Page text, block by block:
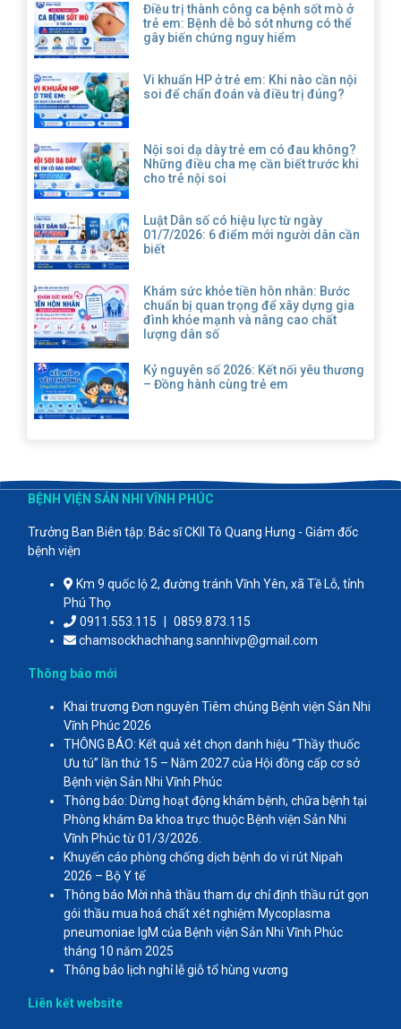
Điều trị thành công ca bệnh sốt mò ở
trẻ em: Bệnh dễ bỏ sót nhưng có thể
gây biến chứng nguy hiểm
Vi khuẩn HP ở trẻ em: Khi nào cần nội
soi để chẩn đoán và điều trị đúng?
Nội soi dạ dày trẻ em có đau không?
Những điều cha mẹ cần biết trước khi
cho trẻ nội soi
Luật Dân số có hiệu lực từ ngày
01/7/2026: 6 điểm mới người dân cần
biết
Khám sức khỏe tiền hôn nhân: Bước
chuẩn bị quan trọng để xây dựng gia
đình khỏe mạnh và nâng cao chất
lượng dân số
Kỷ nguyên số 2026: Kết nối yêu thương
– Đồng hành cùng trẻ em
BỆNH VIỆN SẢN NHI VĨNH PHÚC
Trưởng Ban Biên tập: Bác sĩ CKII Tô Quang Hưng - Giám đốc
bệnh viện
Km 9 quốc lộ 2, đường tránh Vĩnh Yên, xã Tề Lỗ, tỉnh
Phú Thọ
0911.553.115
0859.873.115
chamsockhachhang.sannhivp@gmail.com
Thông báo mới
Khai trương Đơn nguyên Tiêm chủng Bệnh viện Sản Nhi
Vĩnh Phúc 2026
THÔNG BÁO: Kết quả xét chọn danh hiệu “Thầy thuốc
Ưu tú” lần thứ 15 – Năm 2027 của Hội đồng cấp cơ sở
Bệnh viện Sản Nhi Vĩnh Phúc
Thông báo: Dừng hoạt động khám bệnh, chữa bệnh tại
Phòng khám Đa khoa trực thuộc Bệnh viện Sản Nhi
Vĩnh Phúc từ 01/3/2026.
Khuyến cáo phòng chống dịch bệnh do vi rút Nipah
2026 – Bộ Y tế
Thông báo Mời nhà thầu tham dự chỉ định thầu rút gọn
gói thầu mua hoá chất xét nghiệm Mycoplasma
pneumoniae IgM của Bệnh viện Sản Nhi Vĩnh Phúc
tháng 10 năm 2025
Thông báo lịch nghỉ lễ giỗ tổ hùng vương
Liên kết website